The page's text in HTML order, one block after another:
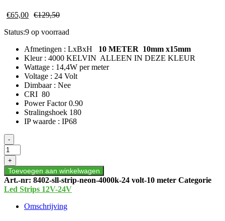
€65,00 €129,50
Status:9 op voorraad
Afmetingen : LxBxH
10 METER 10mm x15mm
Kleur : 4000 KELVIN ALLEEN IN DEZE KLEUR
Wattage : 14,4W per meter
Voltage : 24 Volt
Dimbaar : Nee
CRI 80
Power Factor 0.90
Stralingshoek 180
IP waarde : IP68
LED040-
STRIP-
NEON-
4000K-
24
VOLT-
10
aantal
-
+
Toevoegen aan winkelwagen
Art.-nr: 8402-sll-strip-neon-4000k-24 volt-10 meter Categorie
Led Strips 12V-24V
Omschrijving